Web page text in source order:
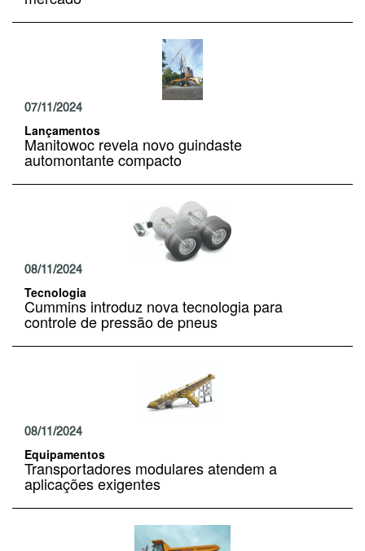
07/11/2024
Lançamentos
Manitowoc revela novo guindaste
automontante compacto
08/11/2024
Tecnologia
Cummins introduz nova tecnologia para
controle de pressão de pneus
08/11/2024
Equipamentos
Transportadores modulares atendem a
aplicações exigentes